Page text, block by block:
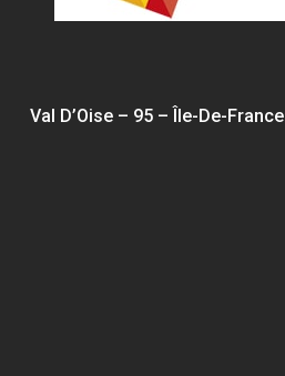
Val D’Oise – 95 – Île-De-France